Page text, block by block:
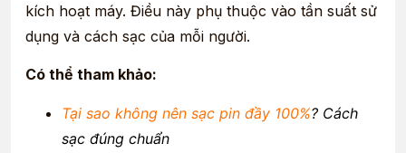
kích hoạt máy. Điều này phụ thuộc vào tần suất sử
dụng và cách sạc của mỗi người.
Có thể tham khảo:
Tại sao không nên sạc pin đầy 100%? Cách
sạc đúng chuẩn